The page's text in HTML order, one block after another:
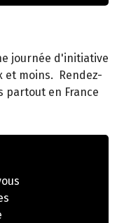
journée d'initiative
et moins. Rendez-
partout en France